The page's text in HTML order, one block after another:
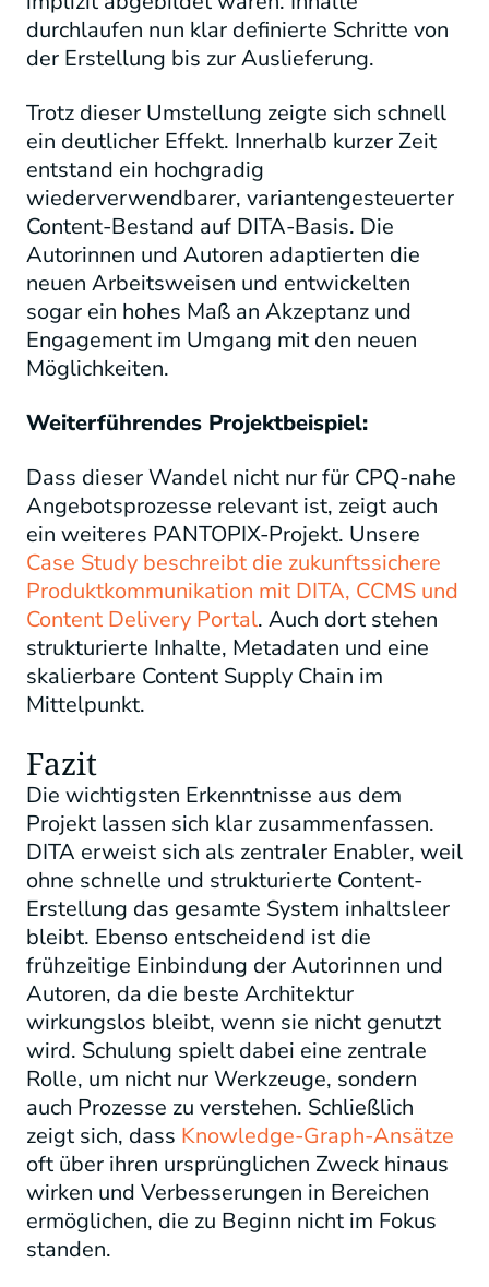
durchlaufen nun klar definierte Schritte von
der Erstellung bis zur Auslieferung.
Trotz dieser Umstellung zeigte sich schnell
ein deutlicher Effekt. Innerhalb kurzer Zeit
entstand ein hochgradig
wiederverwendbarer, variantengesteuerter
Content-Bestand auf DITA-Basis. Die
Autorinnen und Autoren adaptierten die
neuen Arbeitsweisen und entwickelten
sogar ein hohes Maß an Akzeptanz und
Engagement im Umgang mit den neuen
Möglichkeiten.
Weiterführendes Projektbeispiel:
Dass dieser Wandel nicht nur für CPQ-nahe
Angebotsprozesse relevant ist, zeigt auch
ein weiteres PANTOPIX-Projekt. Unsere
Case Study beschreibt die zukunftssichere
Produktkommunikation mit DITA, CCMS und
Content Delivery Portal. Auch dort stehen
strukturierte Inhalte, Metadaten und eine
skalierbare Content Supply Chain im
Mittelpunkt.
Fazit
Die wichtigsten Erkenntnisse aus dem
Projekt lassen sich klar zusammenfassen.
DITA erweist sich als zentraler Enabler, weil
ohne schnelle und strukturierte Content-
Erstellung das gesamte System inhaltsleer
bleibt. Ebenso entscheidend ist die
frühzeitige Einbindung der Autorinnen und
Autoren, da die beste Architektur
wirkungslos bleibt, wenn sie nicht genutzt
wird. Schulung spielt dabei eine zentrale
Rolle, um nicht nur Werkzeuge, sondern
auch Prozesse zu verstehen. Schließlich
zeigt sich, dass Knowledge-Graph-Ansätze
oft über ihren ursprünglichen Zweck hinaus
wirken und Verbesserungen in Bereichen
ermöglichen, die zu Beginn nicht im Fokus
standen.